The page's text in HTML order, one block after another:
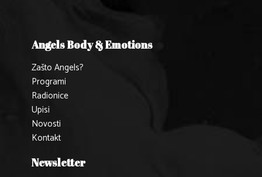
Angels Body & Emotions
Zašto Angels?
Programi
Radionice
Upisi
Novosti
Kontakt
Newsletter